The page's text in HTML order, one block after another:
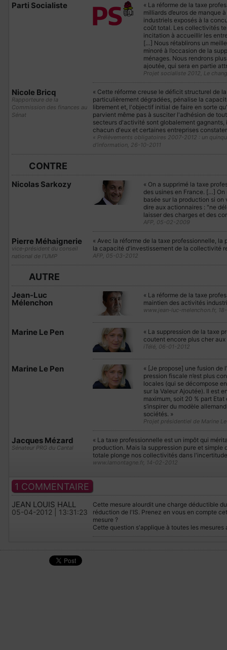
Parti Socialiste
« La réforme de la taxe
milliards d’euros de manque
industriels exposés à la
coût total. Les collectivités
incitation à accueillir les
[…] Nous rétablirons un
minoré à l’occasion de la
ménages. Nous rendrons
ajoutée, qui sera en partie
Projet socialiste 2012, Le
Nicole Bricq
Rapporteure de la
Commission des finances au
Sénat
« Cette réforme creuse le déficit structurel de
particulièrement dégradées, pénalise la
librement et, l'objectif initial de faire en sorte
parvient même pas à susciter l'adhésion de
secteurs d'activité sont globalement
chacun d'eux et certaines entreprises
« Prélèvements obligatoires 2007-2012 : un
d’information, 26-10-2011
CONTRE
Nicolas Sarkozy
« On a supprimé la taxe
des usines en France. […]
basée sur la production si
dire aux actionnaires : "ne
laisser des charges et des
AFP, 05-02-2009
Pierre Méhaignerie
vice-président du conseil
national de l’UMP
« Avec la réforme de la taxe professionnelle,
la capacité d'investissement de la collectivité
AFP, 05-03-2012
AUTRE
Jean-Luc
Mélenchon
« La réforme de la taxe
maintien des activités
www.jean-luc-melenchon.fr,
Marine Le Pen
« La suppression de la taxe
coutent encore plus cher aux
iTélé, 06-01-2012
Marine Le Pen
« [Je propose] une fusion de
pression fiscale n’est plus
locales (qui se décompose
sur la Valeur Ajoutée). Il est
maximum, soit 20 % part
s’inspirer du modèle
sociétés. »
Projet présidentiel de Marine Le
Jacques Mézard
Sénateur PRG du Cantal
« La taxe professionnelle est un impôt qui
production. Mais la suppression pure et
totale plonge nos collectivités dans
www.lamontagne.fr, 14-02-2012
1 COMMENTAIRE
JEAN LOUIS HALL
05-04-2012 | 13:31:23
Cette mesure alourdit une charge déductible
réduction de l'IS. Prenez en vous en compte
mesure ?
Cette question s'applique à toutes les